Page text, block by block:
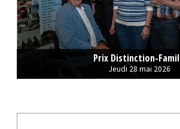
Prix Distinction-
Jeudi 28 mai 2026